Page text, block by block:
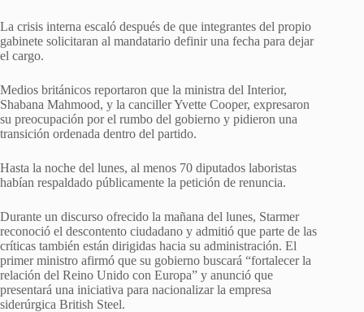
La crisis interna escaló después de que integrantes del propio
gabinete solicitaran al mandatario definir una fecha para dejar
el cargo.
Medios británicos reportaron que la ministra del Interior,
Shabana Mahmood, y la canciller Yvette Cooper, expresaron
su preocupación por el rumbo del gobierno y pidieron una
transición ordenada dentro del partido.
Hasta la noche del lunes, al menos 70 diputados laboristas
habían respaldado públicamente la petición de renuncia.
Durante un discurso ofrecido la mañana del lunes, Starmer
reconoció el descontento ciudadano y admitió que parte de las
críticas también están dirigidas hacia su administración. El
primer ministro afirmó que su gobierno buscará “fortalecer la
relación del Reino Unido con Europa” y anunció que
presentará una iniciativa para nacionalizar la empresa
siderúrgica British Steel.